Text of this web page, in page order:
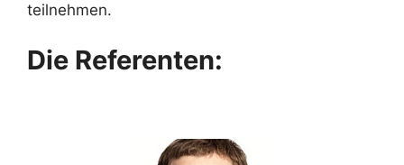
teilnehmen.
Die Referenten: